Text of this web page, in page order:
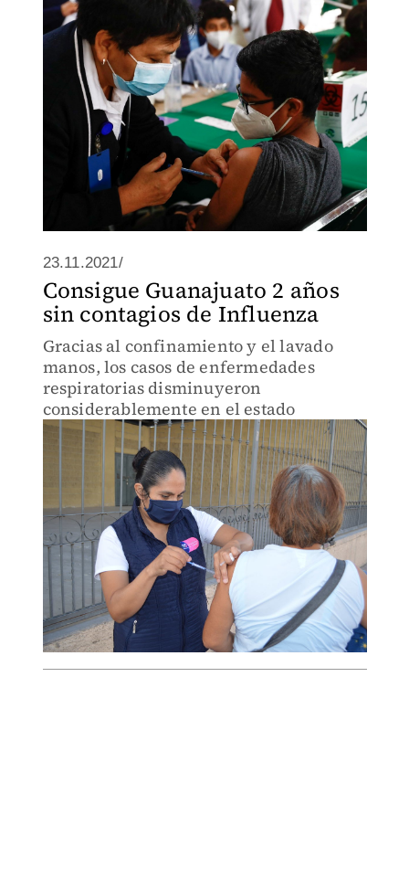
23.11.2021/
Consigue Guanajuato 2 años
sin contagios de Influenza
Gracias al confinamiento y el lavado
manos, los casos de enfermedades
respiratorias disminuyeron
considerablemente en el estado